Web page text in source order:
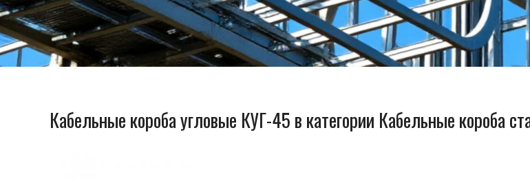
Кабельные короба угловые КУГ-45 в категории Кабельные короба